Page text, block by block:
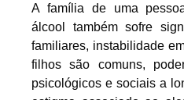
A família de uma
álcool também sofre
familiares, instabilidade
filhos são comuns,
psicológicos e sociais a